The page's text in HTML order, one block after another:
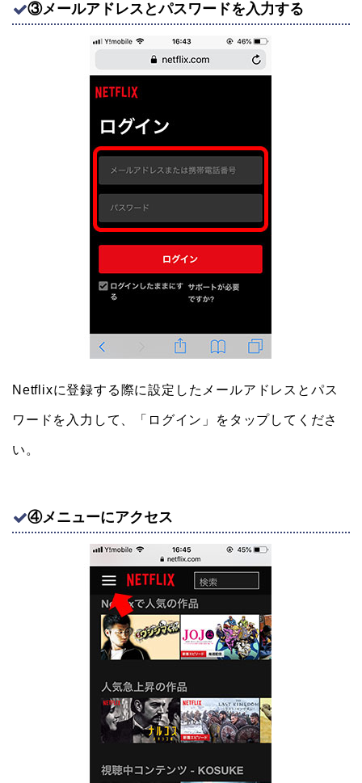
③メールアドレスとパスワードを入力する
Netflixに登録する際に設定したメールアドレスとパス
ワードを入力して、「ログイン」をタップしてくださ
い。
④メニューにアクセス